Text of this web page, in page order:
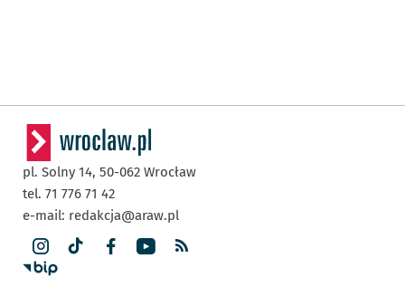
pl. Solny 14, 50-062 Wrocław
tel. 71 776 71 42
e-mail: redakcja@araw.pl